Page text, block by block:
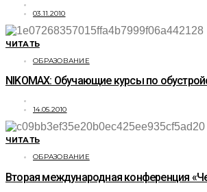
03.11.2010
ЧИТАТЬ
ОБРАЗОВАНИЕ
NIKOMAX: Обучающие курсы по
14.05.2010
ЧИТАТЬ
ОБРАЗОВАНИЕ
Вторая международная конференция